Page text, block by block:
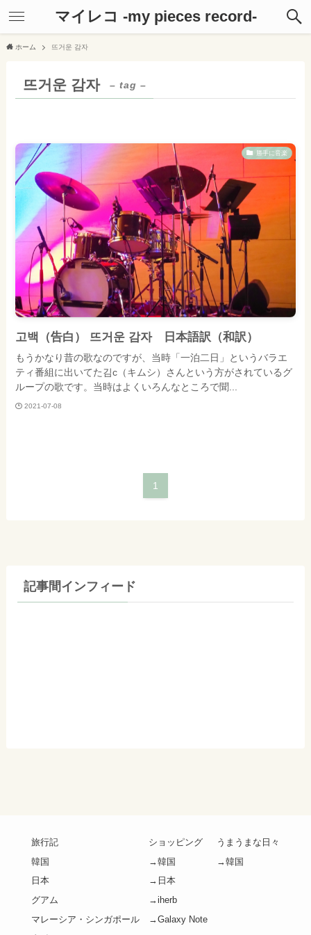
マイレコ -my pieces record-
ホーム 뜨거운 감자
뜨거운 감자 – tag –
勝手に音楽
고백（告白） 뜨거운 감자 日本語訳（和訳）
もうかなり昔の歌なのですが、当時「一泊二日」というバラエ
ティ番組に出いてた김c（キムシ）さんという方がされているグ
ループの歌です。当時はよくいろんなところで聞...
2021-07-08
1
記事間インフィード
旅行記
韓国
日本
グアム
マレーシア・シンガポール
ショッピング
→韓国
→日本
→iherb
→Galaxy Note
うまうまな日々
→韓国